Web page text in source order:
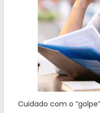
Cuidado com o